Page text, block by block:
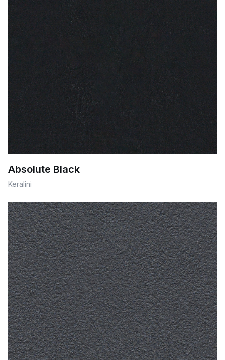
Absolute Black
Keralini